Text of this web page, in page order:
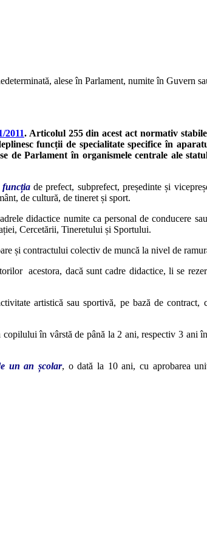
alese în Parlament, numite în Guvern
2011. Articolul 255 din acest act normativ
funcții de specialitate specifice în
de Parlament în organismele centrale ale
funcțiade prefect, subprefect, președinte și
de cultură, de tineret și sport.
didactice numite ca personal de conducere
Cercetării, Tineretului și Sportului.
și contractului colectiv de muncă la nivel de
acestora, dacă sunt cadre didactice, li se
artistică sau sportivă, pe bază de
copilului în vârstă de până la 2 ani, respectiv 3 ani
un an școlar, o dată la 10 ani, cu aprobarea